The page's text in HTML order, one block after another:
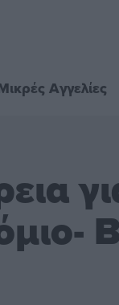
Αγγελίες